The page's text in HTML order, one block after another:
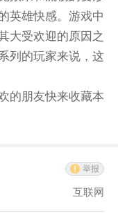
英雄快感。游戏中
大受欢迎的原因之
列的玩家来说，这
的朋友快来收藏本
举报
互联网